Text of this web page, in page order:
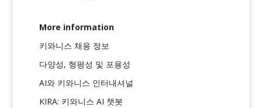
More information
키와니스 채용 정보
다양성, 형평성 및 포용성
AI와 키와니스 인터내셔널
KIRA: 키와니스 AI 챗봇